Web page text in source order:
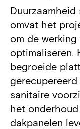
omvat het
om de
optimaliseren.
begroeide
sanitaire
het
dakpanelen